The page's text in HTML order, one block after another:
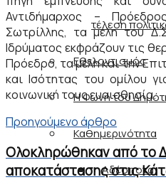
τέλεση
Εθελοντισμός
Η Φωνή του
Καθημερινότητα
Αδέσποτα
Αντιδήμαρχος –
Σωτρίλλης, τα μέλη του
Ιδρύματος εκφράζουν τις
Πρόεδρο, τα μέλη και την
και Ισότητας του ομίλου
κοινωνική τους ευαισθησία.
Προηγούμενο άρθρο
Ολοκληρώθηκαν από το
αποκατάστασης στις